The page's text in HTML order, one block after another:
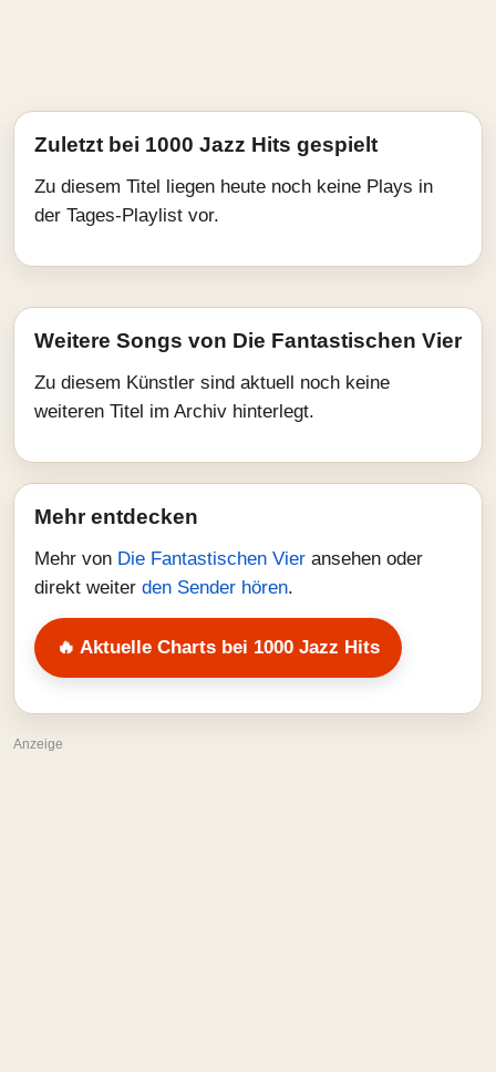
Zuletzt bei 1000 Jazz Hits gespielt
Zu diesem Titel liegen heute noch keine Plays in
der Tages-Playlist vor.
Weitere Songs von Die Fantastischen Vier
Zu diesem Künstler sind aktuell noch keine
weiteren Titel im Archiv hinterlegt.
Mehr entdecken
Mehr von Die Fantastischen Vier ansehen oder
direkt weiter den Sender hören.
🔥 Aktuelle Charts bei 1000 Jazz Hits
Anzeige